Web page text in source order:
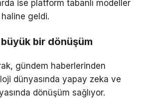
ise platform tabanlı modeller
geldi.
büyük bir dönüşüm
gündem haberlerinden
dünyasında yapay zeka ve
dönüşüm sağlıyor.